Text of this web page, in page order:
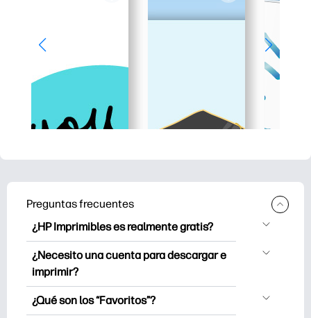
Preguntas frecuentes
¿HP Imprimibles es realmente gratis?
HP Printables ofrece más de 2.500
imprimibles gratuitos para descargar e
imprimir. Explora páginas para colorear
populares, hojas de trabajo de
¿Necesito una cuenta para descargar e
imprimir?
Puede explorar e imprimir sin crear una
cuenta. Pero iniciar sesión te ayuda a
¿Qué son los “Favoritos”?